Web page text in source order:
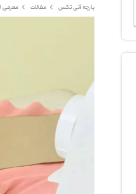
پارچه آنی تکس مقالات معرفی 10 تا از بهترین پارچه ها برای دوخت لباس کودک